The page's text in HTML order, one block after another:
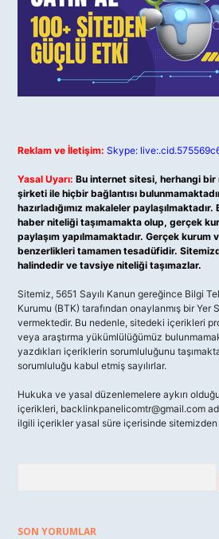
Reklam ve İletişim: Skype:
Yasal Uyarı: Bu internet sitesi, herhangi bir
şirketi ile hiçbir bağlantısı
hazırladığımız makaleler
haber niteliği taşımamakta olup, gerçek
paylaşım yapılmamaktadır. Gerçek kurum
benzerlikleri tamamen tesadüfidir.
halindedir ve tavsiye niteliği taşımazlar.
Sitemiz, 5651 Sayılı Kanun gereğince Bilgi
Kurumu (BTK) tarafından onaylanmış bir Yer
vermektedir. Bu nedenle, sitedeki içerikleri
veya araştırma yükümlülüğümüz
yazdıkları içeriklerin sorumluluğunu
sorumluluğu kabul etmiş sayılırlar.
Hukuka ve yasal düzenlemelere aykırı
içerikleri, backlinkpanelicomtr@gmail.com
ilgili içerikler yasal süre içerisinde sitemizden
SON YORUMLAR